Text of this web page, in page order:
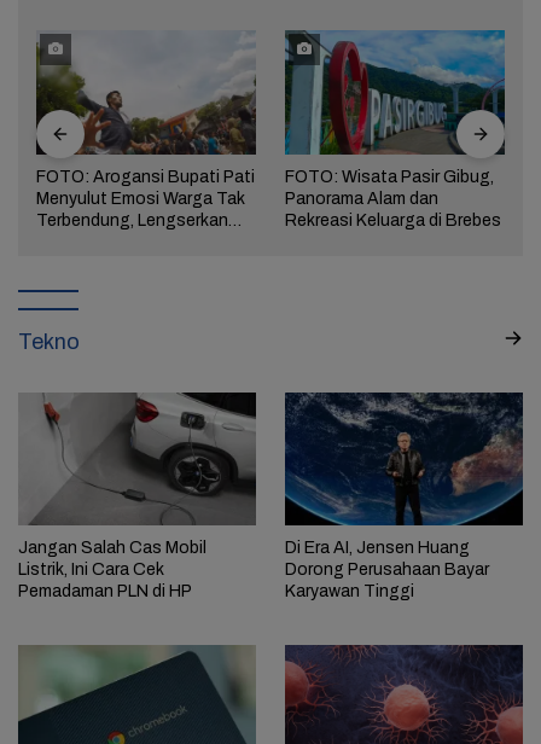
FOTO: Arogansi Bupati Pati
Menyulut Emosi Warga Tak
Terbendung, Lengserkan
FOTO: Wisata Pasir Gibug,
Panorama Alam dan
Rekreasi Keluarga di Brebes
Tekno
Jangan Salah Cas Mobil
Listrik, Ini Cara Cek
Pemadaman PLN di HP
Di Era AI, Jensen Huang
Dorong Perusahaan Bayar
Karyawan Tinggi